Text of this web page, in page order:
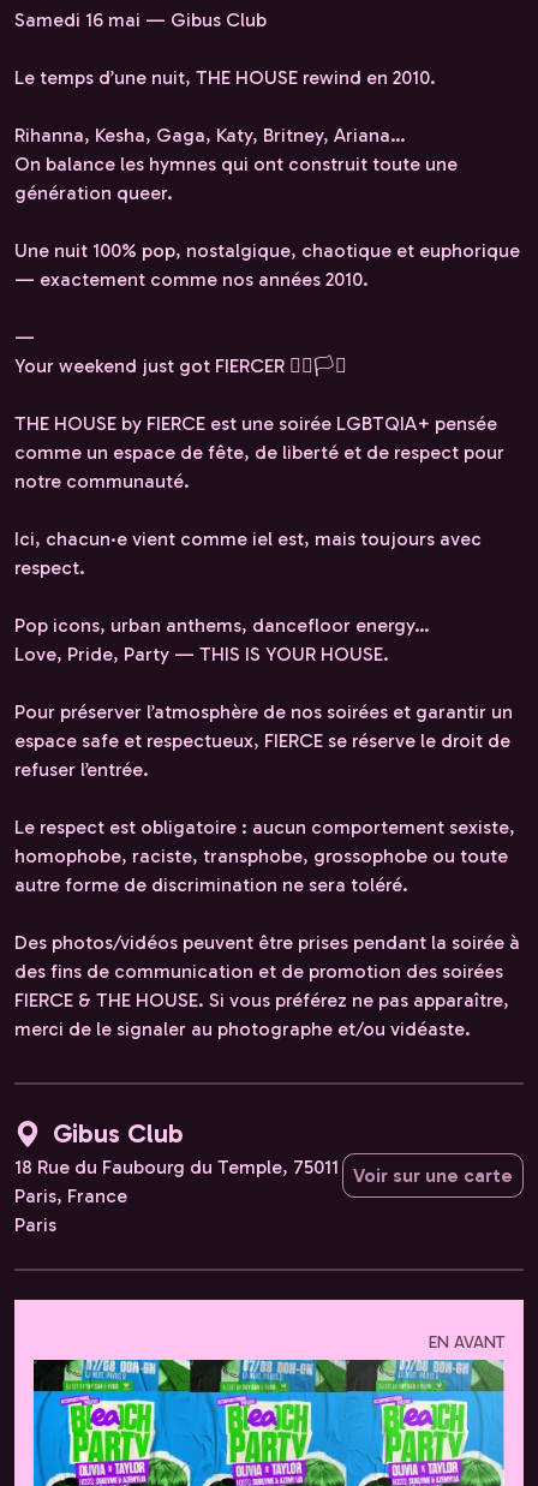
Samedi 16 mai — Gibus Club
Le temps d’une nuit, THE HOUSE rewind en 2010.
Rihanna, Kesha, Gaga, Katy, Britney, Ariana…
On balance les hymnes qui ont construit toute une
génération queer.
Une nuit 100% pop, nostalgique, chaotique et euphorique
— exactement comme nos années 2010.
—
Your weekend just got FIERCER 🏳️‍🌈🏳️‍⚧️
THE HOUSE by FIERCE est une soirée LGBTQIA+ pensée
comme un espace de fête, de liberté et de respect pour
notre communauté.
Ici, chacun·e vient comme iel est, mais toujours avec
respect.
Pop icons, urban anthems, dancefloor energy…
Love, Pride, Party — THIS IS YOUR HOUSE.
Pour préserver l’atmosphère de nos soirées et garantir un
espace safe et respectueux, FIERCE se réserve le droit de
refuser l’entrée.
Le respect est obligatoire : aucun comportement sexiste,
homophobe, raciste, transphobe, grossophobe ou toute
autre forme de discrimination ne sera toléré.
Des photos/vidéos peuvent être prises pendant la soirée à
des fins de communication et de promotion des soirées
FIERCE & THE HOUSE. Si vous préférez ne pas apparaître,
merci de le signaler au photographe et/ou vidéaste.
Gibus Club
18 Rue du Faubourg du Temple, 75011
Paris, France
Paris
Voir sur une carte
EN AVANT